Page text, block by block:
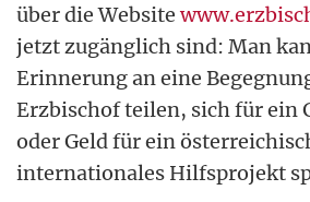
über die Website
jetzt zugänglich sind: Man
Erinnerung an eine
Erzbischof teilen, sich für ein
oder Geld für ein
internationales Hilfsprojekt